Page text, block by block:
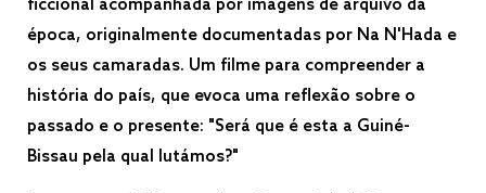
ficcional acompanhada por imagens de arquivo da
época, originalmente documentadas por Na N'Hada e
os seus camaradas. Um filme para compreender a
história do país, que evoca uma reflexão sobre o
passado e o presente: "Será que é esta a Guiné-
Bissau pela qual lutámos?"